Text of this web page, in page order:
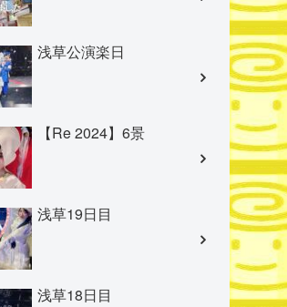
浅草公演楽日
【Re 2024】6景
浅草19日目
浅草18日目